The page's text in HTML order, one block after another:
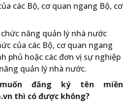
các Bộ, cơ quan ngang Bộ, cơ
năng quản lý nhà nước
của các Bộ, cơ quan ngang
phủ hoặc các đơn vị sự nghiệp
quản lý nhà nước.
đăng ký tên miền
thì có được không?